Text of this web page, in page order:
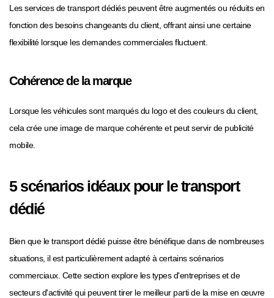
Les services de transport dédiés peuvent être augmentés ou réduits en
fonction des besoins changeants du client, offrant ainsi une certaine
flexibilité lorsque les demandes commerciales fluctuent.
Cohérence de la marque
Lorsque les véhicules sont marqués du logo et des couleurs du client,
cela crée une image de marque cohérente et peut servir de publicité
mobile.
5 scénarios idéaux pour le transport
dédié
Bien que le transport dédié puisse être bénéfique dans de nombreuses
situations, il est particulièrement adapté à certains scénarios
commerciaux. Cette section explore les types d'entreprises et de
secteurs d'activité qui peuvent tirer le meilleur parti de la mise en œuvre